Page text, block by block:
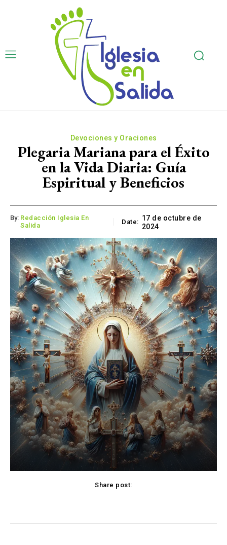
Devociones y Oraciones
Plegaria Mariana para el Éxito
en la Vida Diaria: Guía
Espiritual y Beneficios
By: Redacción Iglesia En
Salida
Date: 17 de octubre de
2024
Share post: